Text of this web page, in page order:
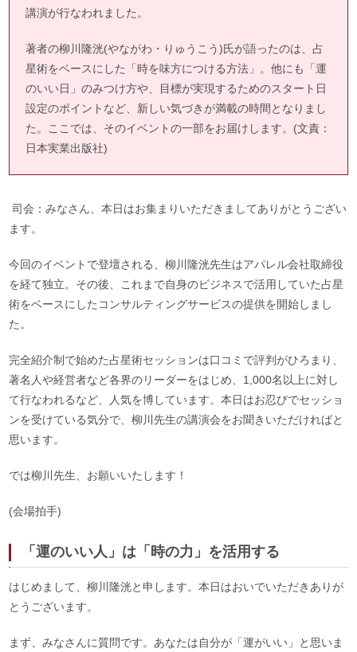
講演が行なわれました。
著者の柳川隆洸(やながわ・りゅうこう)氏が語ったのは、占
星術をベースにした「時を味方につける方法」。他にも「運
のいい日」のみつけ方や、目標が実現するためのスタート日
設定のポイントなど、新しい気づきが満載の時間となりまし
た。ここでは、そのイベントの一部をお届けします。(文責：
日本実業出版社)
司会：みなさん、本日はお集まりいただきましてありがとうござい
ます。
今回のイベントで登壇される、柳川隆洸先生はアパレル会社取締役
を経て独立。その後、これまで自身のビジネスで活用していた占星
術をベースにしたコンサルティングサービスの提供を開始しまし
た。
完全紹介制で始めた占星術セッションは口コミで評判がひろまり、
著名人や経営者など各界のリーダーをはじめ、1,000名以上に対し
て行なわれるなど、人気を博しています。本日はお忍びでセッショ
ンを受けている気分で、柳川先生の講演会をお聞きいただければと
思います。
では柳川先生、お願いいたします！
(会場拍手)
「運のいい人」は「時の力」を活用する
はじめまして、柳川隆洸と申します。本日はおいでいただきありが
とうございます。
まず、みなさんに質問です。あなたは自分が「運がいい」と思いま